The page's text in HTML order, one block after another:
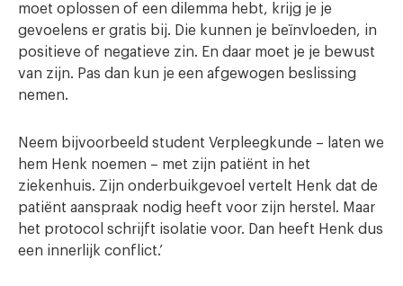
moet oplossen of een dilemma hebt, krijg je je
gevoelens er gratis bij. Die kunnen je beïnvloeden, in
positieve of negatieve zin. En daar moet je je bewust
van zijn. Pas dan kun je een afgewogen beslissing
nemen.
Neem bijvoorbeeld student Verpleegkunde – laten we
hem Henk noemen – met zijn patiënt in het
ziekenhuis. Zijn onderbuikgevoel vertelt Henk dat de
patiënt aanspraak nodig heeft voor zijn herstel. Maar
het protocol schrijft isolatie voor. Dan heeft Henk dus
een innerlijk conflict.’